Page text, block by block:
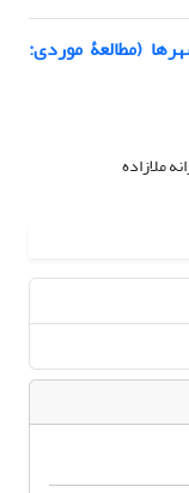
(مطالعۀ موردی:
ملازاده